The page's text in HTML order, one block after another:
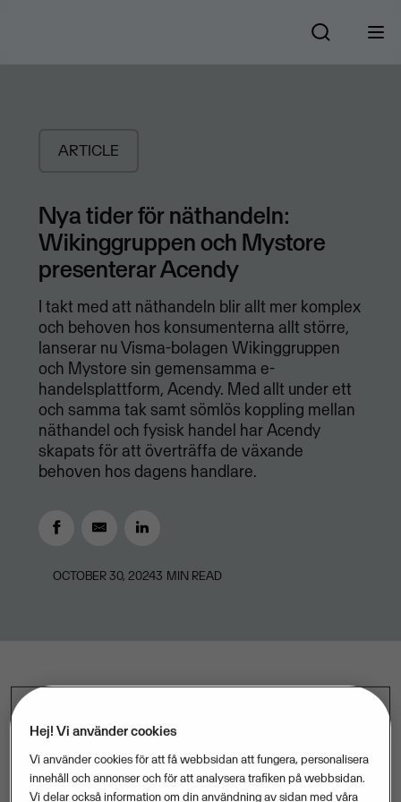
ARTICLE
Nya tider för näthandeln:
Wikinggruppen och Mystore
presenterar Acendy
I takt med att näthandeln blir allt mer komplex
och behoven hos konsumenterna allt större,
lanserar nu Visma-bolagen Wikinggruppen
och Mystore sin gemensamma e-
handelsplattform, Acendy. Med allt under ett
och samma tak samt sömlös koppling mellan
näthandel och fysisk handel har Acendy
skapats för att överträffa de växande
behoven hos dagens handlare.
OCTOBER 30, 20243 MIN READ
kostnadseffektiva och skräddarsydda e-
handelslösningar i Sverige. I takt med nyheten i
november 2023 om att Wikinggruppen åter blir ett
Hej! Vi använder cookies
Vi använder cookies för att få webbsidan att fungera, personalisera
innehåll och annonser och för att analysera trafiken på webbsidan.
Vi delar också information om din användning av sidan med våra